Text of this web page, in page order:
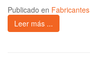
Publicado en Fabricantes
Leer más ...